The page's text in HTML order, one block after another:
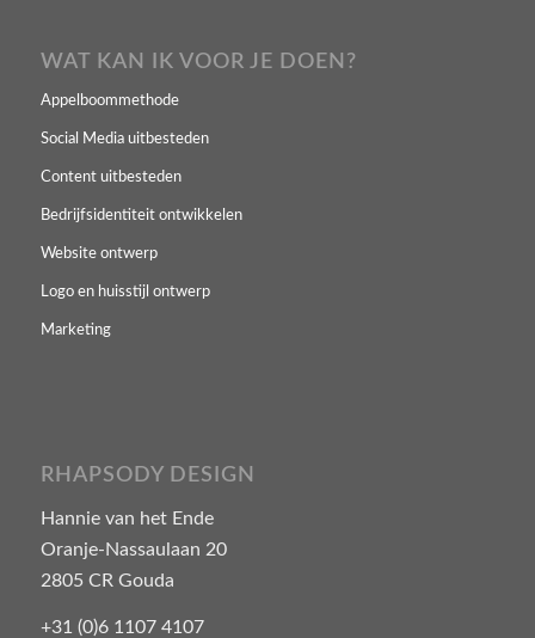
WAT KAN IK VOOR JE DOEN?
Appelboommethode
Social Media uitbesteden
Content uitbesteden
Bedrijfsidentiteit ontwikkelen
Website ontwerp
Logo en huisstijl ontwerp
Marketing
RHAPSODY DESIGN
Hannie van het Ende
Oranje-Nassaulaan 20
2805 CR Gouda
+31 (0)6 1107 4107